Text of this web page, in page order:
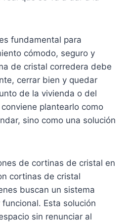
fundamental para
cómodo, seguro y
de cristal corredera debe
cerrar bien y quedar
de la vivienda o del
plantearlo como
sino como una solución
de cortinas de cristal en
cortinas de cristal
buscan un sistema
Esta solución
sin renunciar al